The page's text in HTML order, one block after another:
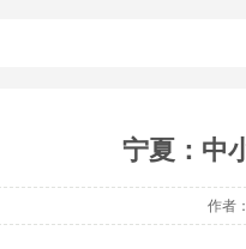
宁夏：中
作者